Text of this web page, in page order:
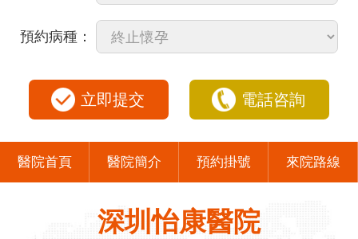
預約病種：
立即提交 電話咨詢
醫院首頁 醫院簡介 預約掛號 來院路線
深圳怡康醫院